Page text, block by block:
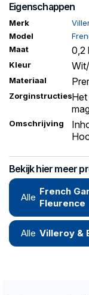
Eigenschappen
Merk
Model
Maat
0,2 l
Kleur
Materiaal
ZorginstructiesHet
Omschrijving
Bekijk hier meer
Alle
French
Fleurence
Alle Villeroy &